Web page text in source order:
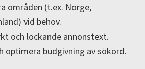
områden (t.ex. Norge,
vid behov.
och lockande annonstext.
optimera budgivning av sökord.